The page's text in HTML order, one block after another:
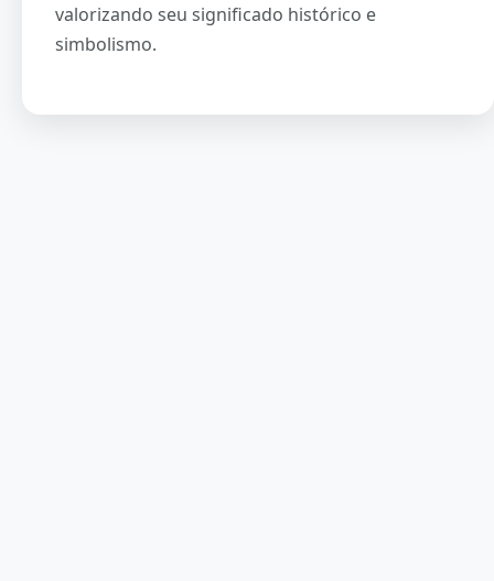
valorizando seu significado histórico e
simbolismo.